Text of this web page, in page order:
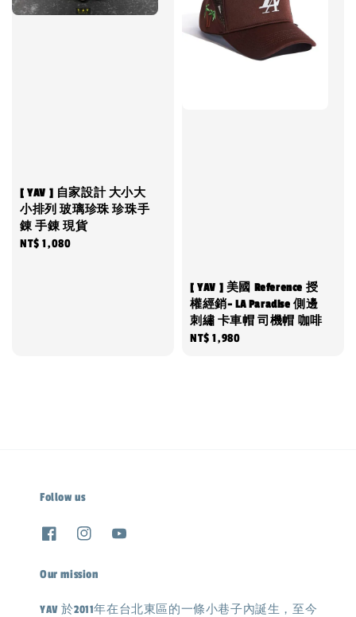
[ YAV ] 自家設計 大小大
小排列 玻璃珍珠 珍珠手
錬 手錬 現貨
Regular
NT$ 1,080
[ YAV ] 美國 Reference 授
權經銷- LA Paradise 側邊
刺繡 卡車帽 司機帽 咖啡
Regular
NT$ 1,980
Follow us
Our mission
YAV 於2011年在台北東區的一條小巷子內誕生，至今